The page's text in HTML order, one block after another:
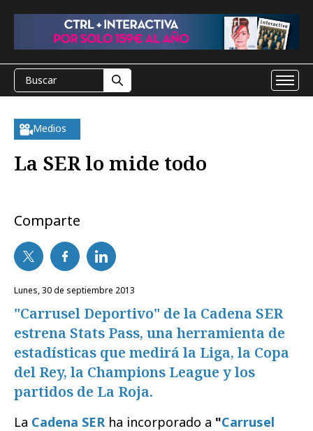
Medios
La SER lo mide todo
Comparte
lunes, 30 de septiembre 2013
"Carrusel Deportivo" de la Cadena SER
estrena Stats Pass, una herramienta de
estadísticas que medirá la Liga, la Copa
del Rey, la Champions League y los
partidos de La Roja.
La Cadena SER ha incorporado a "Carrusel